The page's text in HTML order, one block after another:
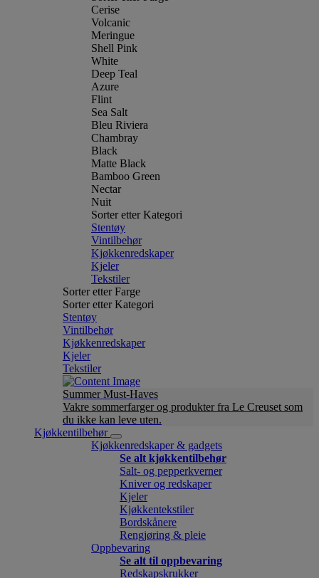
Cerise
Volcanic
Meringue
Shell Pink
White
Deep Teal
Azure
Flint
Sea Salt
Bleu Riviera
Chambray
Black
Matte Black
Bamboo Green
Nectar
Nuit
Sorter etter Kategori
Stentøy
Vintilbehør
Kjøkkenredskaper
Kjeler
Tekstiler
Sorter etter Farge
Sorter etter Kategori
Stentøy
Vintilbehør
Kjøkkenredskaper
Kjeler
Tekstiler
Summer Must-Haves
Vakre sommerfarger og produkter fra Le Creuset som
du ikke kan leve uten.
Kjøkkentilbehør
Kjøkkenredskaper & gadgets
Se alt kjøkkentilbehør
Salt- og pepperkverner
Kniver og redskaper
Kjeler
Kjøkkentekstiler
Bordskånere
Rengjøring & pleie
Oppbevaring
Se alt til oppbevaring
Redskapskrukker